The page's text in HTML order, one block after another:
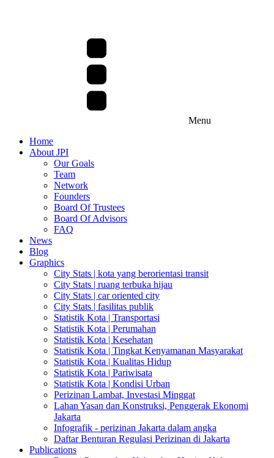
Menu
Home
About JPI
Our Goals
Team
Network
Founders
Board Of Trustees
Board Of Advisors
FAQ
News
Blog
Graphics
City Stats | kota yang berorientasi transit
City Stats | ruang terbuka hijau
City Stats | car oriented city
City Stats | fasilitas publik
Statistik Kota | Transportasi
Statistik Kota | Perumahan
Statistik Kota | Kesehatan
Statistik Kota | Tingkat Kenyamanan Masyarakat
Statistik Kota | Kualitas Hidup
Statistik Kota | Pariwisata
Statistik Kota | Kondisi Urban
Perizinan Lambat, Investasi Minggat
Lahan Yasan dan Konstruksi, Penggerak Ekonomi
Jakarta
Infografik - perizinan Jakarta dalam angka
Daftar Benturan Regulasi Perizinan di Jakarta
Publications